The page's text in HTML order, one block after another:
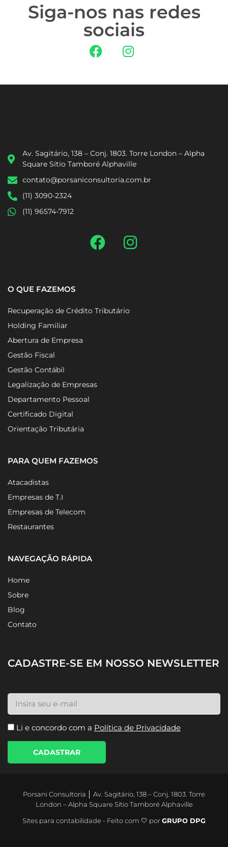
Siga-nos nas redes
sociais
Av. Sagitário, 138 – Conj. 1803. Torre London – Alpha
Square Sítio Tamboré Alphaville
contato@porsaniconsultoria.com.br
(11) 3090-2324
O QUE FAZEMOS
Recuperação de Crédito Tributário
Holding Familiar
Abertura de Empresa
Gestão Fiscal
Gestão Contábil
Legalização de Empresas
Departamento Pessoal
Certificado Digital
PARA QUEM FAZEMOS
Atacadistas
Empresas de T.I
Empresas de Telecom
NAVEGAÇÃO RÁPIDA
Home
Sobre
Blog
Política de Privacidade
London – Alpha Square Sítio Tamboré Alphaville